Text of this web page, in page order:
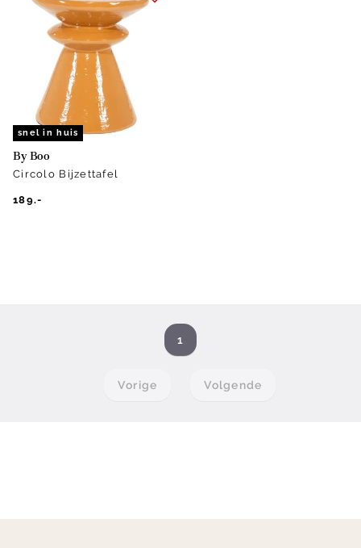
snel in huis
By Boo
Circolo Bijzettafel
189.-
Vorige
1
Volgende